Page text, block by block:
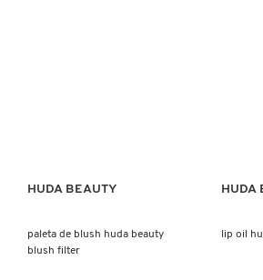
LACES
Ver mais
HUDA BEAUTY
paleta de blush huda beauty
blush filter
HUDA
lip oil